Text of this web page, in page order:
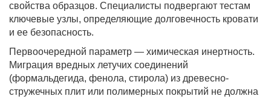
свойства образцов. Специалисты подвергают тестам
ключевые узлы, определяющие долговечность кровати
и ее безопасность.
Первоочередной параметр — химическая инертность.
Миграция вредных летучих соединений
(формальдегида, фенола, стирола) из древесно-
стружечных плит или полимерных покрытий не должна